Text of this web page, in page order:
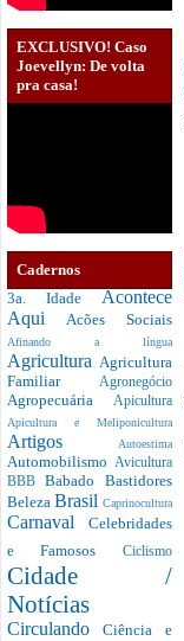
EXCLUSIVO! Caso
Joevellyn: De volta
pra casa!
Cadernos
3a. Idade Acontece
Aqui Acões Sociais
Afinando a língua
Agricultura Agricultura
Familiar Agronegócio
Agropecuária Apicultura
Apicultura e Meliponicultura
Artigos Autoestima
Automobilismo Avicultura
BBBBabado Bastidores
Beleza Brasil Caprinocultura
Carnaval Celebridades
e Famosos Ciclismo
Cidade /
Notícias
CirculandoCiência e